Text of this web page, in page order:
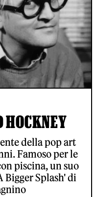
HOCKNEY
della pop art
Famoso per le
piscina, un suo
Splash' di